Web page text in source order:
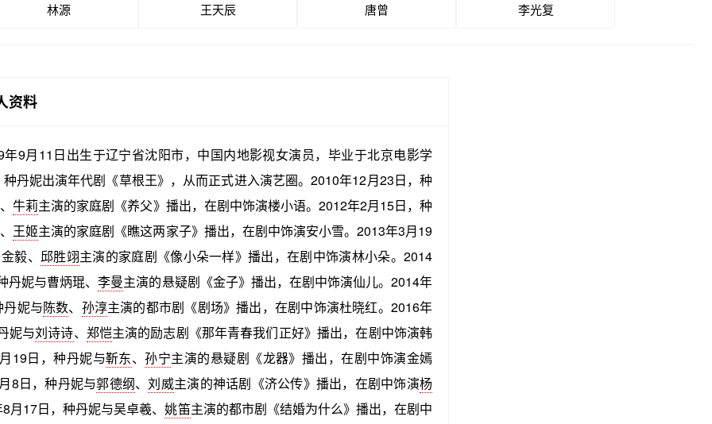
林源 王天辰 唐曾 李光复
资料
年9月11日出生于辽宁省沈阳市，中国内地影视女演员，毕业于北京电影学
丹妮出演年代剧《草根王》，从而正式进入演艺圈。2010年12月23日，种
、牛莉主演的家庭剧《养父》播出，在剧中饰演楼小语。2012年2月15日，种
王姬主演的家庭剧《瞧这两家子》播出，在剧中饰演安小雪。2013年3月19
毅、 邱胜翊主演的家庭剧《像小朵一样》播出，在剧中饰演林小朵。2014
丹妮与曹炳琨、李曼主演的悬疑剧《金子》播出，在剧中饰演仙儿。2014年
妮与陈数、 孙淳主演的都市剧《剧场》播出，在剧中饰演杜晓红。2016年
妮与刘诗诗、 郑恺主演的励志剧《那年青春我们正好》播出，在剧中饰演韩
19日，种丹妮与靳东、孙宁主演的悬疑剧《龙器》播出，在剧中饰演金嫣
8日，种丹妮与郭德纲、刘威主演的神话剧《济公传》播出，在剧中饰演杨
月17日，种丹妮与吴卓羲、姚笛主演的都市剧《结婚为什么》播出，在剧中